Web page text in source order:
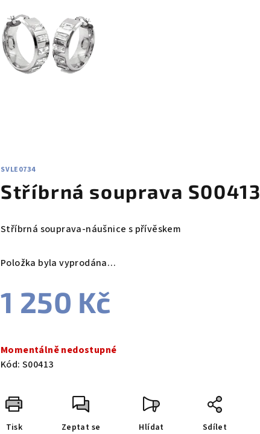
SVLE0734
Stříbrná souprava S00413
Stříbrná souprava-náušnice s přívěskem
Položka byla vyprodána…
1 250 Kč
cena:
Momentálně nedostupné
Kód: S00413
Tisk Zeptat se Hlídat Sdílet